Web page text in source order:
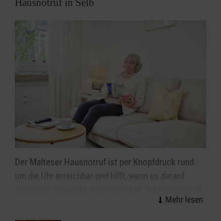
Hausnotruf in Selb
Der Malteser Hausnotruf ist per Knopfdruck rund
um die Uhr erreichbar und hilft, wenn es darauf
oder Schlimmeres – mit dem Alter steigt die Sorge